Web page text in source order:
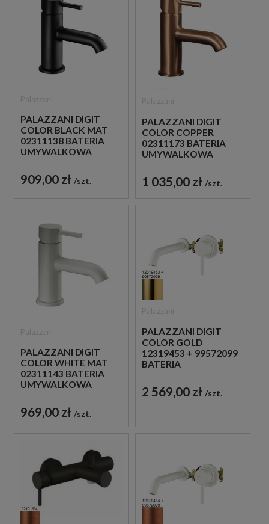
PALAZZANI DIGIT
COLOR BLACK MAT
02311138 BATERIA
UMYWALKOWA
JEDNOUCHWYTOWA
CZARNA
909,00 zł szt.
PALAZZANI DIGIT
COLOR COPPER
02311173 BATERIA
UMYWALKOWA
JEDNOUCHWYTOWA
MIEDZIANA
1 035,00 zł szt.
PALAZZANI DIGIT
COLOR WHITE MAT
02311143 BATERIA
UMYWALKOWA
JEDNOUCHWYTOWA
BIAŁA
969,00 zł szt.
PALAZZANI DIGIT
COLOR GOLD
12319453 + 99572099
BATERIA
PODTYNKOWA
JEDNOUCHWYTOWA
2 569,00 zł szt.